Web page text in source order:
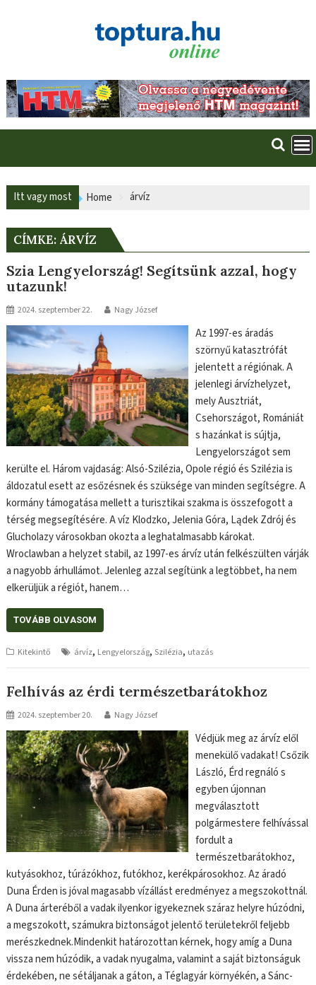
Itt vagy most Home árvíz
CÍMKE: ÁRVÍZ
Szia Lengyelország! Segítsünk azzal, hogy
utazunk!
2024. szeptember 22. Nagy József
Az 1997-es áradás
szörnyű katasztrófát
jelentett a régiónak. A
jelenlegi árvízhelyzet,
mely Ausztriát,
Csehországot, Romániát
s hazánkat is sújtja,
Lengyelországot sem
kerülte el. Három vajdaság: Alsó-Szilézia, Opole régió és Szilézia is
áldozatul esett az esőzésnek és szüksége van minden segítségre. A
kormány támogatása mellett a turisztikai szakma is összefogott a
térség megsegítésére. A víz Klodzko, Jelenia Góra, Lądek Zdrój és
Glucholazy városokban okozta a leghatalmasabb károkat.
Wroclawban a helyzet stabil, az 1997-es árvíz után felkészülten várják
a nagyobb árhullámot. Jelenleg azzal segítünk a legtöbbet, ha nem
elkerüljük a régiót, hanem…
TOVÁBB OLVASOM
Kitekintő árvíz, Lengyelország, Szilézia, utazás
Felhívás az érdi természetbarátokhoz
2024. szeptember 20. Nagy József
Védjük meg az árvíz elől
menekülő vadakat! Csőzik
László, Érd regnáló s
egyben újonnan
megválasztott
polgármestere felhívással
fordult a
természetbarátokhoz,
kutyásokhoz, túrázókhoz, futókhoz, kerékpárosokhoz. Az áradó
Duna Érden is jóval magasabb vízállást eredményez a megszokottnál.
A Duna árteréből a vadak ilyenkor igyekeznek száraz helyre húzódni,
a megszokott, számukra biztonságot jelentő területekről feljebb
merészkednek.Mindenkit határozottan kérnek, hogy amíg a Duna
vissza nem húzódik, a vadak nyugalma, valamint a saját biztonságuk
érdekében, ne sétáljanak a gáton, a Téglagyár környékén, a Sánc-